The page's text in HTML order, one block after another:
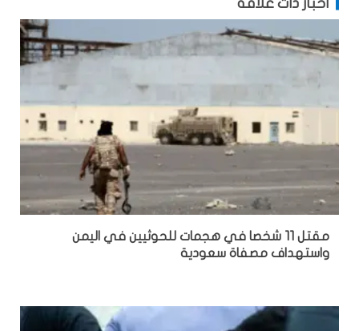
أخبار ذات علاقة
مقتل 11 شخصا في هجمات للحوثيين في اليمن
واستهداف مصفاة سعودية